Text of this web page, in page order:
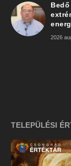
2026
TELEPÜLÉSI